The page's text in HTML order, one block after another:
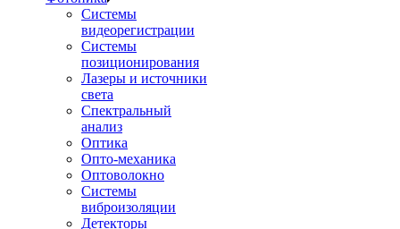
Cистемы
видеорегистрации
Системы
позиционирования
Лазеры и источники
света
Спектральный
анализ
Оптика
Опто-механика
Оптоволокно
Системы
виброизоляции
Детекторы